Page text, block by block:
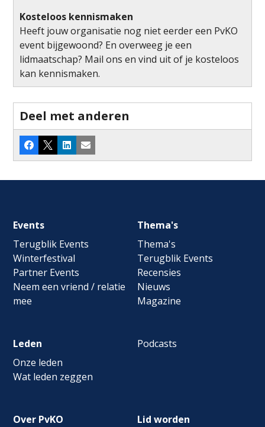
Kosteloos kennismaken
Heeft jouw organisatie nog niet eerder een PvKO
event bijgewoond? En overweeg je een
lidmaatschap? Mail ons en vind uit of je kosteloos
kan kennismaken.
Deel met anderen
Facebook
X LinkedInE-mail
Footer
navigation
Events
Terugblik Events
Winterfestival
Partner Events
Neem een vriend / relatie
mee
Thema's
Thema's
Terugblik Events
Recensies
Nieuws
Magazine
Leden
Onze leden
Wat leden zeggen
Podcasts
Over PvKO Lid worden